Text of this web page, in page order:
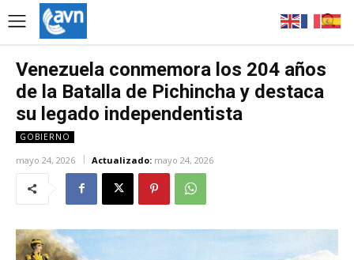
Venezuela conmemora los 204 años
de la Batalla de Pichincha y destaca
su legado independentista
GOBIERNO
mayo 24, 2026 Actualizado: mayo 24, 2026